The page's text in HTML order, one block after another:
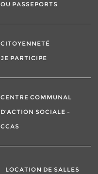
OU PASSEPORTS
CITOYENNETÉ
JE PARTICIPE
CENTRE COMMUNAL
D’ACTION SOCIALE –
CCAS
LOCATION DE SALLES